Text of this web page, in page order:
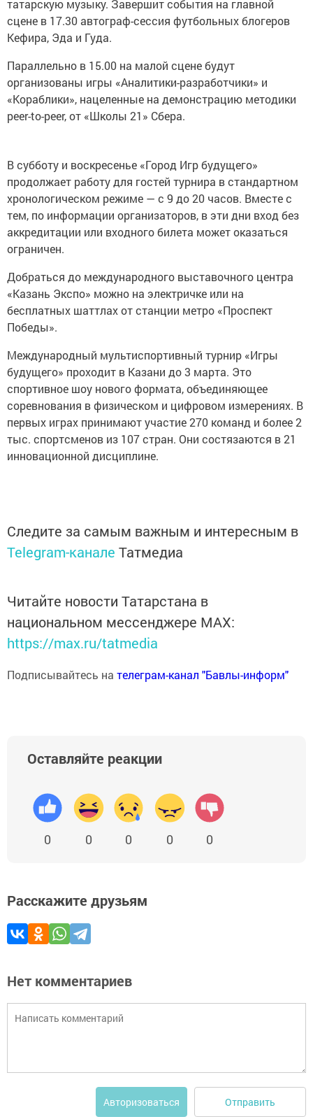
татарскую музыку. Завершит события на главной
сцене в 17.30 автограф-сессия футбольных блогеров
Кефира, Эда и Гуда.
Параллельно в 15.00 на малой сцене будут
организованы игры «Аналитики-разработчики» и
«Кораблики», нацеленные на демонстрацию методики
peer-to-peer, от «Школы 21» Сбера.
В субботу и воскресенье «Город Игр будущего»
продолжает работу для гостей турнира в стандартном
хронологическом режиме — с 9 до 20 часов. Вместе с
тем, по информации организаторов, в эти дни вход без
аккредитации или входного билета может оказаться
ограничен.
Добраться до международного выставочного центра
«Казань Экспо» можно на электричке или на
бесплатных шаттлах от станции метро «Проспект
Победы».
Международный мультиспортивный турнир «Игры
будущего» проходит в Казани до 3 марта. Это
спортивное шоу нового формата, объединяющее
соревнования в физическом и цифровом измерениях. В
первых играх принимают участие 270 команд и более 2
тыс. спортсменов из 107 стран. Они состязаются в 21
инновационной дисциплине.
Следите за самым важным и интересным в
Telegram-канале Татмедиа
Читайте новости Татарстана в
национальном мессенджере MАХ:
https://max.ru/tatmedia
Подписывайтесь на телеграм-канал "Бавлы-информ"
Оставляйте реакции
0 0 0 0 0
Расскажите друзьям
Нет комментариев
Авторизоваться Отправить